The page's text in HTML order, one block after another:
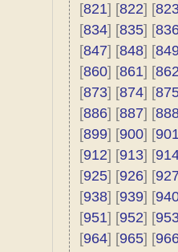
[821] [822] [
[834] [835] [
[847] [848] [
[860] [861] [
[873] [874] [
[886] [887] [
[899] [900] [
[912] [913] [
[925] [926] [
[938] [939] [
[951] [952] [
[964] [965] [